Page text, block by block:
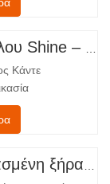
λειτουργικές
την
–
Στεγνωτήριο ξύλου Shine – Πλήρες πρότυπο μεταφόρτωσης προϊόντος
Κάντε
σας με την
Shenghuai Ο
μια σημαντική
Ακριβώς σχεδιασμένη ξήρανση για ανώτερη ποιότητα και απόδοση ξύλινων καπλαμάδων